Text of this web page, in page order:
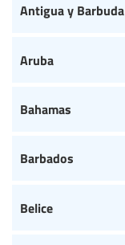
Antigua y Barbuda
Aruba
Bahamas
Barbados
Belice